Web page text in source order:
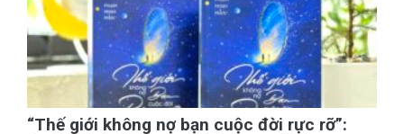
“Thế giới không nợ bạn cuộc đời rực rỡ”: